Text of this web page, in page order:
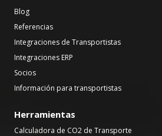
Blog
Referencias
Integraciones de Transportistas
Integraciones ERP
Socios
Información para transportistas
Herramientas
Calculadora de CO2 de Transporte